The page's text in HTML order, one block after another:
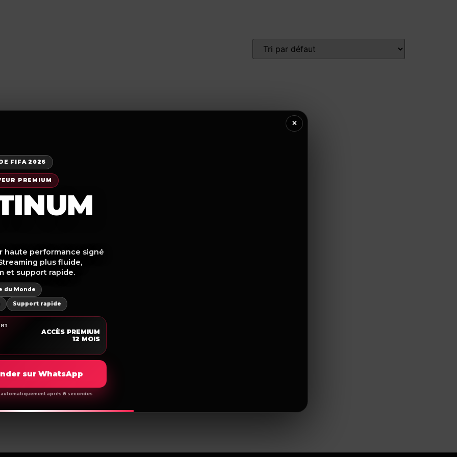
players l'endroit exact
×
FIFA 2026
PREMIUM
haute performance signé
plus fluide,
et support rapide.
du Monde
Support rapide
ACCÈS PREMIUM
12 MOIS
sur WhatsApp
automatiquement après 8 secondes